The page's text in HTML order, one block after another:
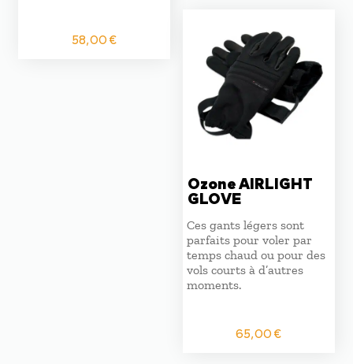
58,00€
Ozone AIRLIGHT
GLOVE
Ces gants légers sont
parfaits pour voler par
temps chaud ou pour des
vols courts à d’autres
moments.
65,00€